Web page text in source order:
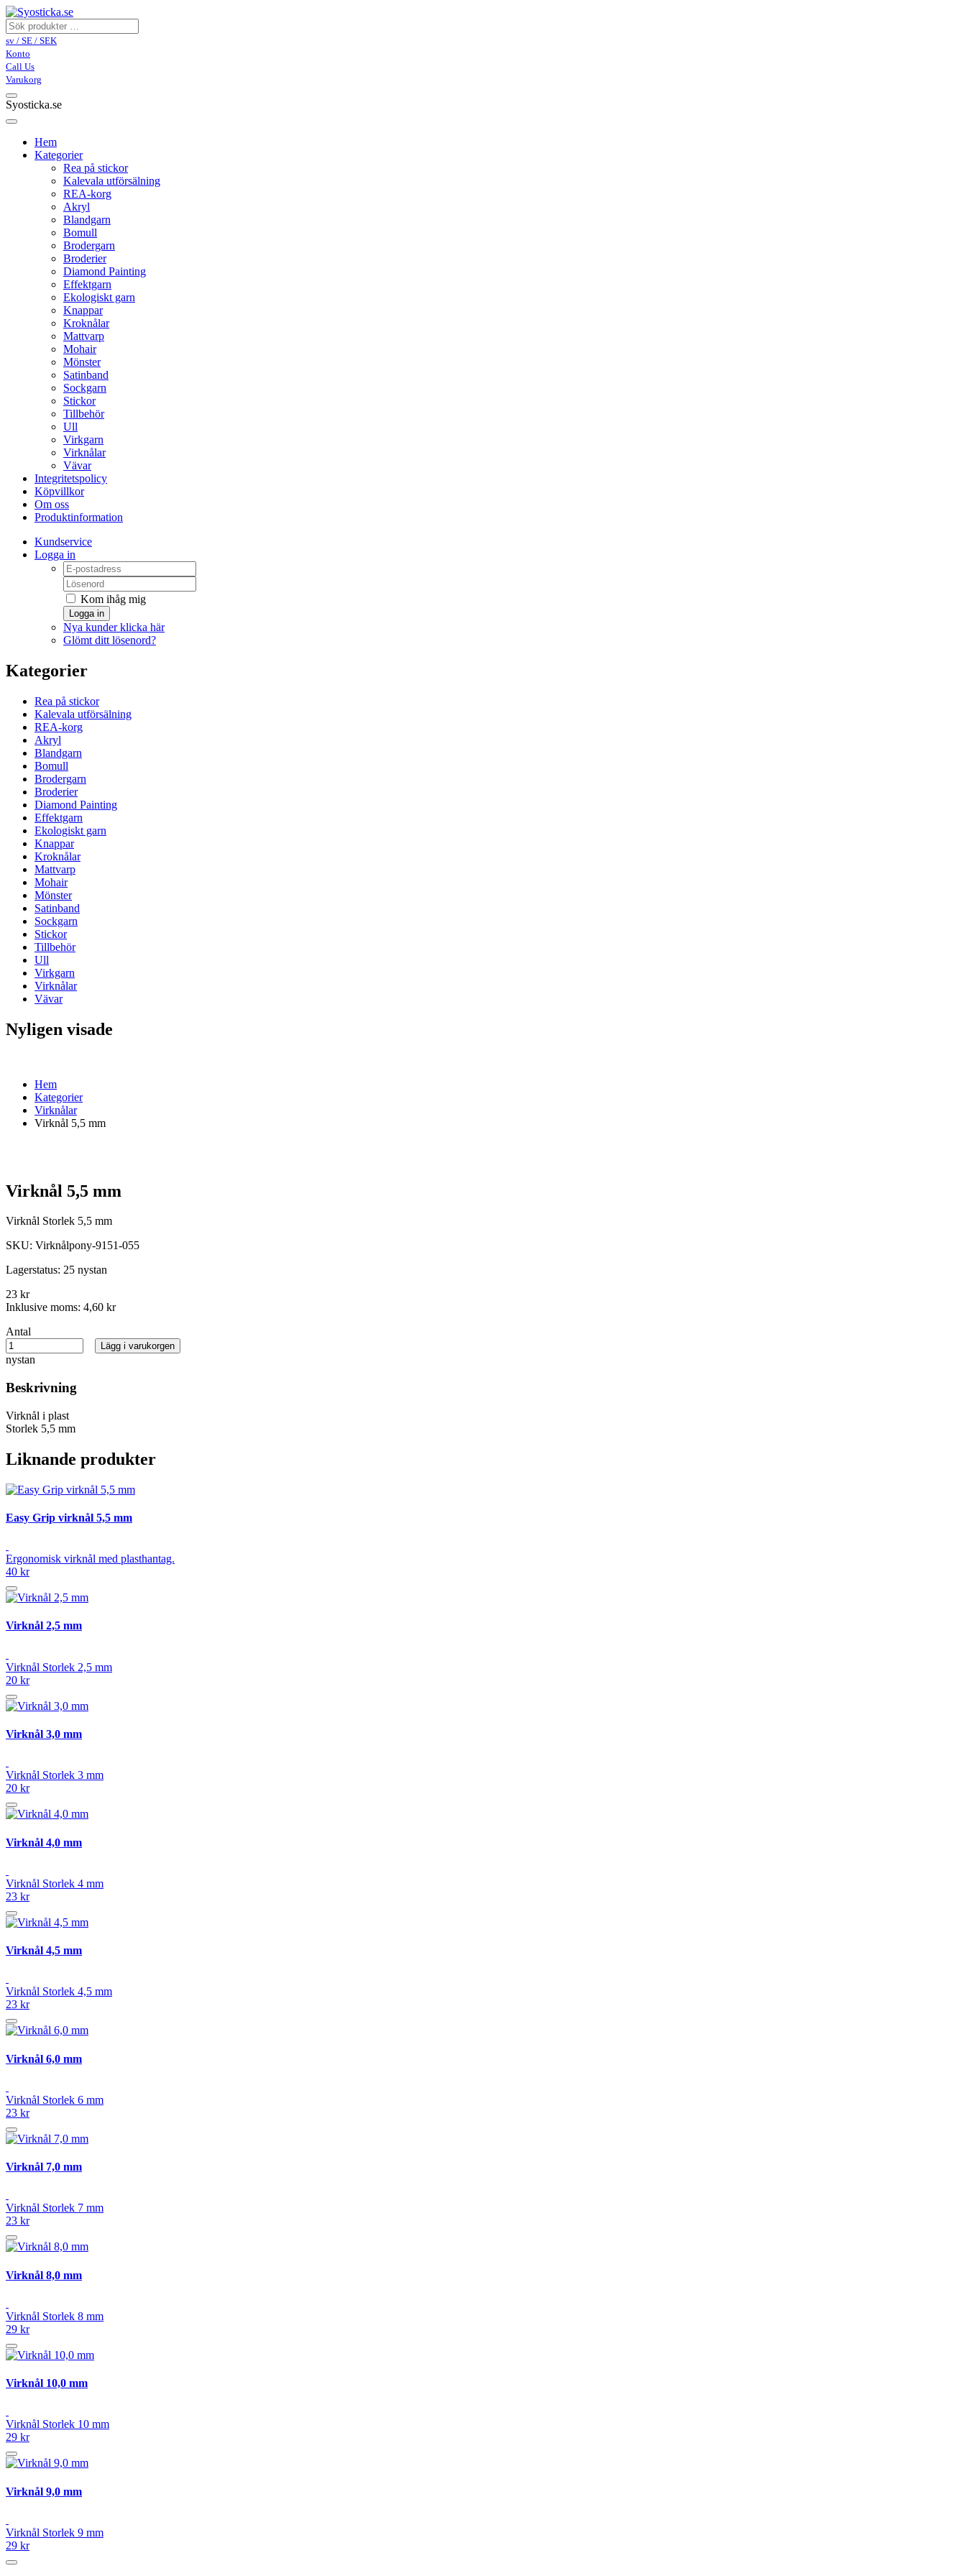
sv / SE / SEK
Konto
Call Us
Varukorg
Syosticka.se
Hem
Kategorier
Rea på stickor
Kalevala utförsälning
REA-korg
Akryl
Blandgarn
Bomull
Brodergarn
Broderier
Diamond Painting
Effektgarn
Ekologiskt garn
Knappar
Kroknålar
Mattvarp
Mohair
Mönster
Satinband
Sockgarn
Stickor
Tillbehör
Ull
Virkgarn
Virknålar
Vävar
Integritetspolicy
Köpvillkor
Om oss
Produktinformation
Kundservice
Logga in
Kom ihåg mig
Logga in
Nya kunder klicka här
Glömt ditt lösenord?
Kategorier
Rea på stickor
Kalevala utförsälning
REA-korg
Akryl
Blandgarn
Bomull
Brodergarn
Broderier
Diamond Painting
Effektgarn
Ekologiskt garn
Knappar
Kroknålar
Mattvarp
Mohair
Mönster
Satinband
Sockgarn
Stickor
Tillbehör
Ull
Virkgarn
Virknålar
Vävar
Nyligen visade
Hem
Kategorier
Virknålar
Virknål 5,5 mm
Virknål 5,5 mm
Virknål Storlek 5,5 mm
SKU: Virknålpony-9151-055
Lagerstatus: 25 nystan
23 kr
Inklusive moms: 4,60 kr
Antal
nystan
Lägg i varukorgen
Beskrivning
Virknål i plast
Storlek 5,5 mm
Liknande produkter
Easy Grip virknål 5,5 mm
Ergonomisk virknål med plasthantag.
40 kr
Virknål 2,5 mm
Virknål Storlek 2,5 mm
20 kr
Virknål 3,0 mm
Virknål Storlek 3 mm
20 kr
Virknål 4,0 mm
Virknål Storlek 4 mm
23 kr
Virknål 4,5 mm
Virknål Storlek 4,5 mm
23 kr
Virknål 6,0 mm
Virknål Storlek 6 mm
23 kr
Virknål 7,0 mm
Virknål Storlek 7 mm
23 kr
Virknål 8,0 mm
Virknål Storlek 8 mm
29 kr
Virknål 10,0 mm
Virknål Storlek 10 mm
29 kr
Virknål 9,0 mm
Virknål Storlek 9 mm
29 kr